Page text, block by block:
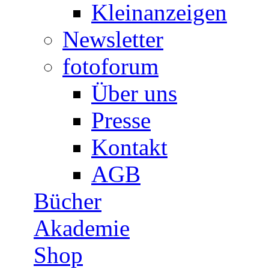
Kleinanzeigen
Newsletter
fotoforum
Über uns
Presse
Kontakt
AGB
Bücher
Akademie
Shop